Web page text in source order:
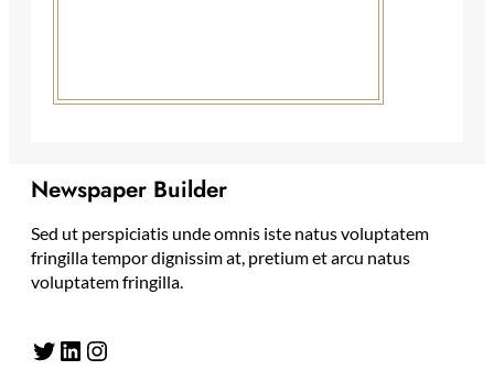
Newspaper Builder
Sed ut perspiciatis unde omnis iste natus voluptatem
fringilla tempor dignissim at, pretium et arcu natus
voluptatem fringilla.
Twitter LinkedIn Instagram